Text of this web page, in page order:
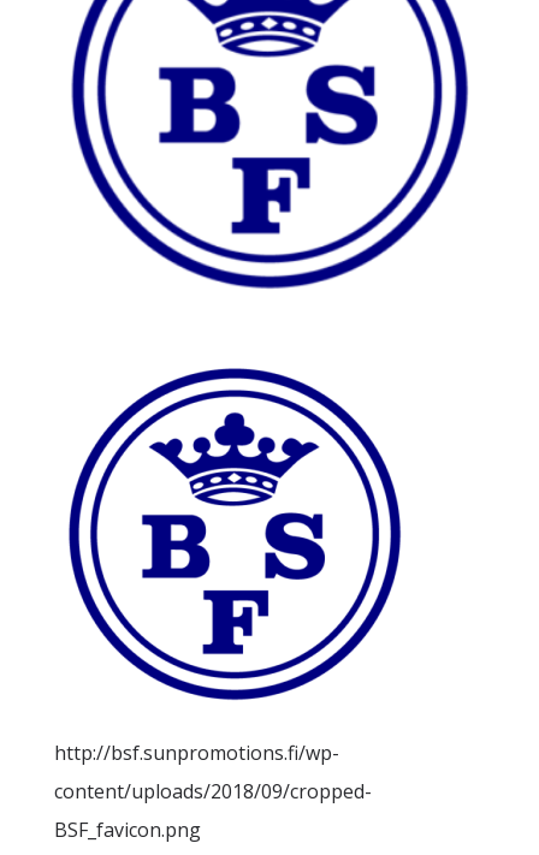
http://bsf.sunpromotions.fi/wp-
content/uploads/2018/09/cropped-
BSF_favicon.png